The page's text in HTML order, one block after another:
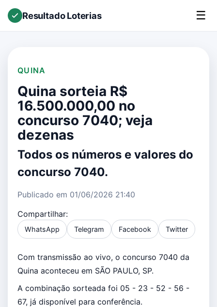
Resultado Loterias ☰
QUINA
Quina sorteia R$
16.500.000,00 no
concurso 7040; veja
dezenas
Todos os números e valores do
concurso 7040.
Publicado em 01/06/2026 21:40
Compartilhar:
WhatsApp Telegram Facebook Twitter
Com transmissão ao vivo, o concurso 7040 da
Quina aconteceu em SÃO PAULO, SP.
A combinação sorteada foi 05 - 23 - 52 - 56 -
67, já disponível para conferência.